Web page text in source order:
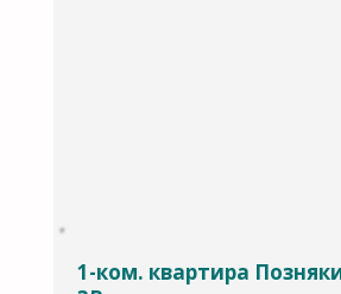
1-ком. квартира